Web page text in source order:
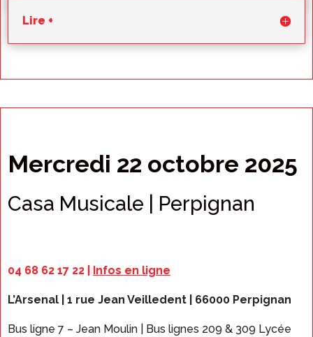
Lire +
Mercredi 22 octobre 2025
Casa Musicale | Perpignan
04 68 62 17 22 | Infos en ligne
L’Arsenal | 1 rue Jean Veilledent | 66000 Perpignan
Bus ligne 7 – Jean Moulin | Bus lignes 209 & 309 Lycée